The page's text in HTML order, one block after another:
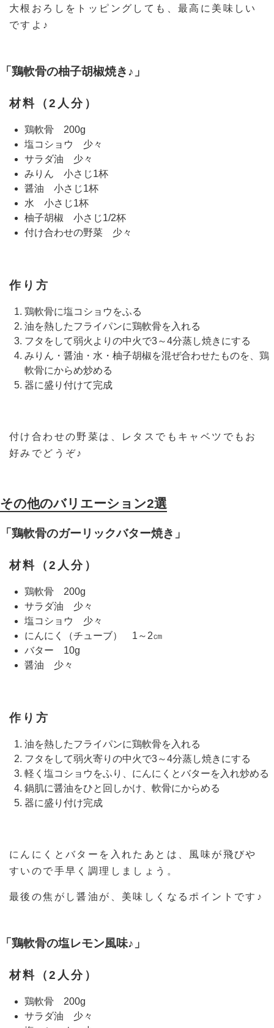
大根おろしをトッピングしても、最高に美味しい
ですよ♪
「鶏軟骨の柚子胡椒焼き♪」
材料（2人分）
鶏軟骨 200g
塩コショウ 少々
サラダ油 少々
みりん 小さじ1杯
醤油 小さじ1杯
水 小さじ1杯
柚子胡椒 小さじ1/2杯
付け合わせの野菜 少々
作り方
鶏軟骨に塩コショウをふる
油を熱したフライパンに鶏軟骨を入れる
フタをして弱火よりの中火で3～4分蒸し焼きにする
みりん・醤油・水・柚子胡椒を混ぜ合わせたものを、鶏
軟骨にからめ炒める
器に盛り付けて完成
付け合わせの野菜は、レタスでもキャベツでもお
好みでどうぞ♪
その他のバリエーション2選
「鶏軟骨のガーリックバター焼き」
材料（2人分）
鶏軟骨 200g
サラダ油 少々
塩コショウ 少々
にんにく（チューブ） 1～2㎝
バター 10g
醤油 少々
作り方
油を熱したフライパンに鶏軟骨を入れる
フタをして弱火寄りの中火で3～4分蒸し焼きにする
軽く塩コショウをふり、にんにくとバターを入れ炒める
鍋肌に醤油をひと回しかけ、軟骨にからめる
器に盛り付け完成
にんにくとバターを入れたあとは、風味が飛びや
すいので手早く調理しましょう。
最後の焦がし醤油が、美味しくなるポイントです♪
「鶏軟骨の塩レモン風味♪」
材料（2人分）
鶏軟骨 200g
サラダ油 少々